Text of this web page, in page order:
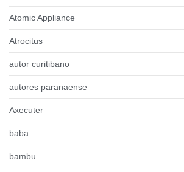
Atomic Appliance
Atrocitus
autor curitibano
autores paranaense
Axecuter
baba
bambu